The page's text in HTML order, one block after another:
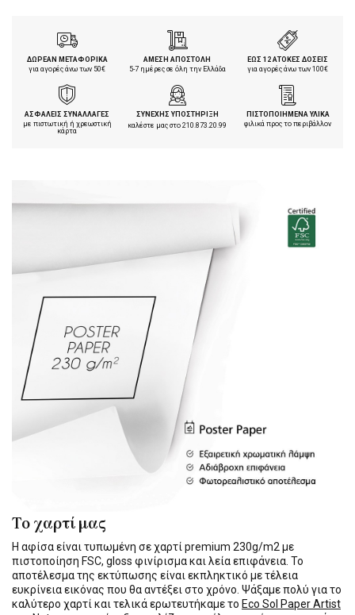
ΔΩΡΕΑΝ ΜΕΤΑΦΟΡΙΚΑ
για αγορές άνω των 50€
ΑΜΕΣΗ ΑΠΟΣΤΟΛΗ
5-7 ημέρες σε όλη την Ελλάδα
ΕΩΣ 12 ΑΤΟΚΕΣ ΔΟΣΕΙΣ
για αγορές άνω των 100€
ΑΣΦΑΛΕΙΣ ΣΥΝΑΛΛΑΓΕΣ
με πιστωτική ή χρεωστική
κάρτα
ΣΥΝΕΧΗΣ ΥΠΟΣΤΗΡΙΞΗ
καλέστε μας στο210.873.20.99
ΠΙΣΤΟΠΟΙΗΜΕΝΑ ΥΛΙΚΑ
φιλικά προς το περιβάλλον
Το χαρτί μας
Η αφίσα είναι τυπωμένη σε χαρτί premium 230g/m2 με
πιστοποίηση FSC, gloss φινίρισμα και λεία επιφάνεια. Το
αποτέλεσμα της εκτύπωσης είναι εκπληκτικό με τέλεια
ευκρίνεια εικόνας που θα αντέξει στο χρόνο. Ψάξαμε πολύ για το
καλύτερο χαρτί και τελικά ερωτευτήκαμε το Eco Sol Paper Artist